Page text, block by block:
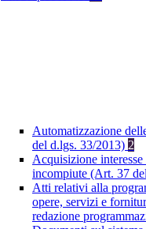
Automatizzazione
del d.lgs. 33/2013) 2
Acquisizione
incompiute (Art. 37
Atti relativi alla
opere, servizi e
redazione